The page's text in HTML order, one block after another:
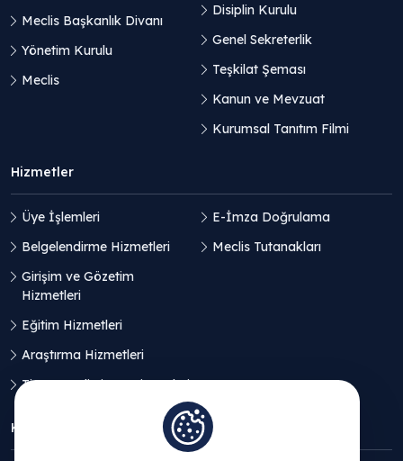
Meclis Başkanlık Divanı
Yönetim Kurulu
Meclis
Disiplin Kurulu
Genel Sekreterlik
Teşkilat Şeması
Kanun ve Mevzuat
Kurumsal Tanıtım Filmi
Hizmetler
Üye İşlemleri
Belgelendirme Hizmetleri
Girişim ve Gözetim
Hizmetleri
Eğitim Hizmetleri
Araştırma Hizmetleri
Ticaret Geliştirme Hizmetleri
E-İmza Doğrulama
Meclis Tutanakları
KVKK